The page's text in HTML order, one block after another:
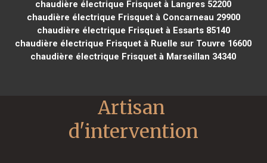
chaudière électrique Frisquet à Langres 52200
chaudière électrique Frisquet à Concarneau 29900
chaudière électrique Frisquet à Essarts 85140
chaudière électrique Frisquet à Ruelle sur Touvre 16600
chaudière électrique Frisquet à Marseillan 34340
Artisan
d'intervention